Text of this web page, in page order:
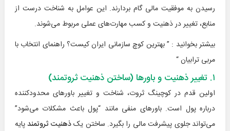
رسیدن به موفقیت مالی گام بردارند. این عوامل به شناخت درست از
منابع، تغییر در ذهنیت و کسب مهارت‌های عملی مربوط می‌شوند.
بیشتر بخوانید : ”بهترین کوچ سازمانی ایران کیست؟ راهنمای انتخاب با
مربی ترابیان“
۱. تغییر ذهنیت و باورها (ساختن ذهنیت ثروتمند)
اولین قدم در کوچینگ ثروت، شناخت و تغییر باورهای محدودکننده
درباره پول است. باورهای منفی مانند “پول باعث مشکلات می‌شود”
می‌تواند جلوی پیشرفت مالی را بگیرد. ساختن یکذهنیت ثروتمندپایه